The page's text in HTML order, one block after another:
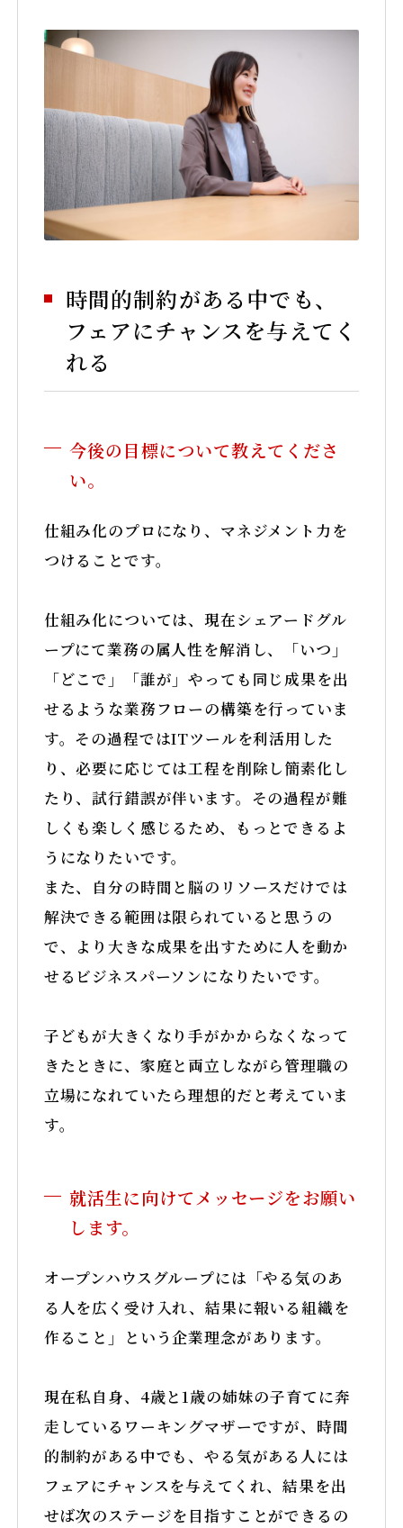
時間的制約がある中でも、
フェアにチャンスを与えてく
れる
今後の目標について教えてくださ
い。
仕組み化のプロになり、マネジメント力を
つけることです。
仕組み化については、現在シェアードグル
ープにて業務の属人性を解消し、「いつ」
「どこで」「誰が」やっても同じ成果を出
せるような業務フローの構築を行っていま
す。その過程ではITツールを利活用した
り、必要に応じては工程を削除し簡素化し
たり、試行錯誤が伴います。その過程が難
しくも楽しく感じるため、もっとできるよ
うになりたいです。
また、自分の時間と脳のリソースだけでは
解決できる範囲は限られていると思うの
で、より大きな成果を出すために人を動か
せるビジネスパーソンになりたいです。
子どもが大きくなり手がかからなくなって
きたときに、家庭と両立しながら管理職の
立場になれていたら理想的だと考えていま
す。
就活生に向けてメッセージをお願い
します。
オープンハウスグループには「やる気のあ
る人を広く受け入れ、結果に報いる組織を
作ること」という企業理念があります。
現在私自身、4歳と1歳の姉妹の子育てに奔
走しているワーキングマザーですが、時間
的制約がある中でも、やる気がある人には
フェアにチャンスを与えてくれ、結果を出
せば次のステージを目指すことができるの